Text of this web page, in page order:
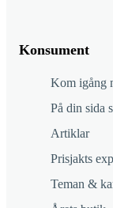
Konsument
Kom igång
På din sida
Artiklar
Prisjakts
Teman &